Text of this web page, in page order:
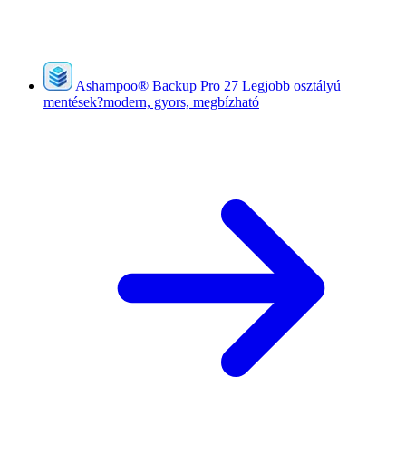
Ashampoo® Backup Pro 27 Legjobb osztályú
mentések?modern, gyors, megbízható